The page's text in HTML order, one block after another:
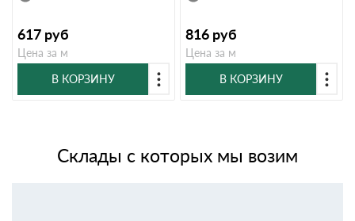
617 руб
Цена за м
В КОРЗИНУ
816 руб
Цена за м
В КОРЗИНУ
Склады с которых мы возим